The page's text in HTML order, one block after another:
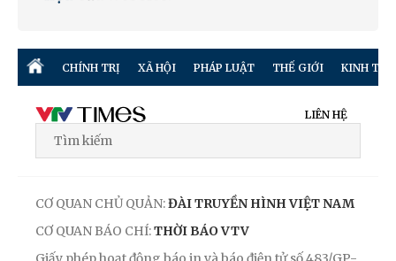
CHÍNH TRỊ XÃ HỘI PHÁP LUẬT THẾ GIỚI KINH TẾ
LIÊN HỆ
CƠ QUAN CHỦ QUẢN:ĐÀI TRUYỀN HÌNH VIỆT NAM
CƠ QUAN BÁO CHÍ:THỜI BÁO VTV